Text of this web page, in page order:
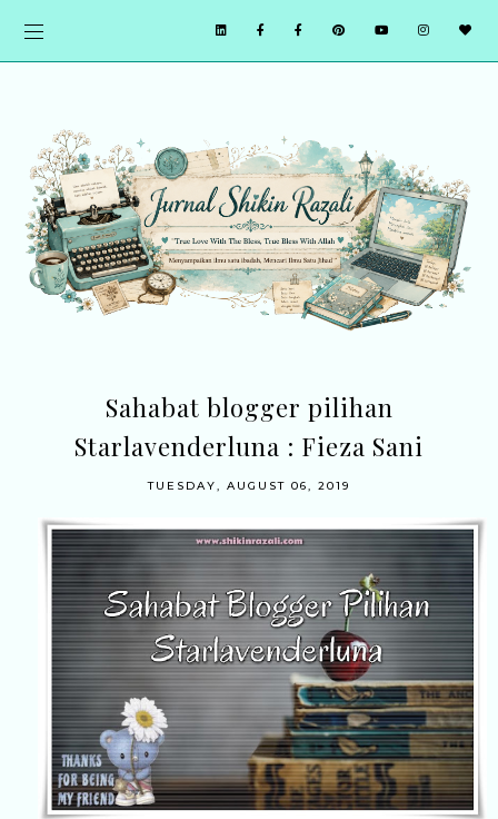
Sahabat blogger pilihan
Starlavenderluna : Fieza Sani
TUESDAY, AUGUST 06, 2019